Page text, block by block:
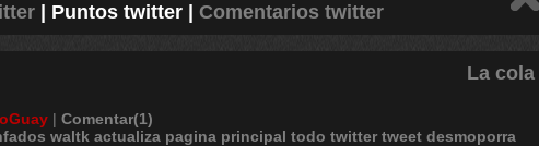
| Puntos twitter| Comentarios twitter
La cola
| Comentar(1)
waltk actualiza pagina principal todo twitter tweet desmoporra